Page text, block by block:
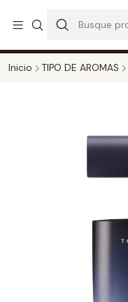
TODOS LOS DECANTS
Inicio TIPO DE AROMAS